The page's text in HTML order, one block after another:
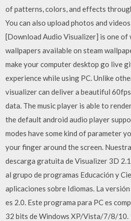
of patterns, colors, and effects
You can also upload photos and
[Download Audio Visualizer] is one of
wallpapers available on steam
make your computer desktop go live
experience while using PC. Unlike
visualizer can deliver a beautiful
data. The music player is able to
the default android audio player
modes have some kind of parameter
your finger around the screen.
descarga gratuita de Visualizer 3D
al grupo de programas Educación y
aplicaciones sobre Idiomas. La
es 2.0. Este programa para PC es
32 bits de Windows XP/Vista/7/8/10.